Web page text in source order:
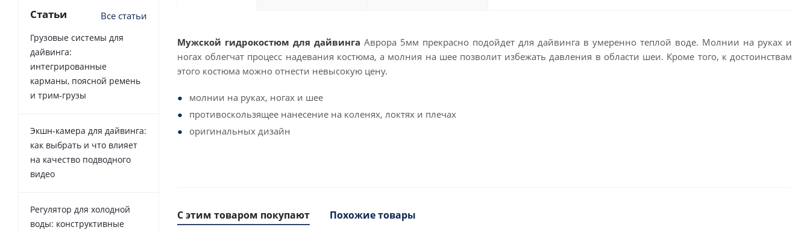
Мужской гидрокостюм для дайвинга Аврора 5мм прекрасно подойдет для дайвинга в умеренно теплой воде. Молнии на руках и
ногах облегчат процесс надевания костюма, а молния на шее позволит избежать давления в области шеи. Кроме того, к достоинствам
этого костюма можно отнести невысокую цену.
молнии на руках, ногах и шее
противоскользящее нанесение на коленях, локтях и плечах
оригинальных дизайн
С этим товаром покупают Похожие товары
Статьи Все статьи
Грузовые системы для
дайвинга:
интегрированные
карманы, поясной ремень
и трим-грузы
Экшн-камера для дайвинга:
как выбрать и что влияет
на качество подводного
видео
Регулятор для холодной
воды: конструктивные